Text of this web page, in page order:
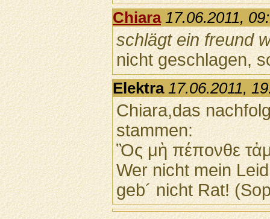
Chiara 17.06.2011,
schlägt ein freund
nicht geschlagen,
Elektra 17.06.2011,
Chiara,das
stammen:
Ὃς μὴ πέπονθε
Wer nicht mein
geb´ nicht Rat!